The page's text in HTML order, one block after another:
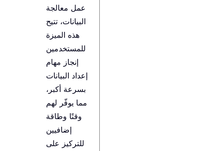
عمل معالجة
البيانات، تتيح
هذه الميزة
للمستخدمين
إنجاز مهام
إعداد البيانات
بسرعة أكبر،
مما يوفّر لهم
وقتًا وطاقة
إضافيين
للتركيز على